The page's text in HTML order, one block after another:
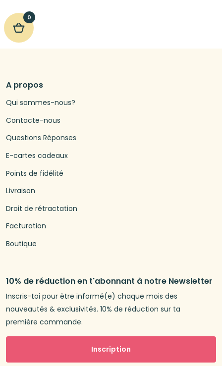
0
A propos
Qui sommes-nous?
Contacte-nous
Questions Réponses
E-cartes cadeaux
Points de fidélité
Livraison
Droit de rétractation
Facturation
Boutique
10% de réduction en t'abonnant à notre Newsletter
Inscris-toi pour être informé(e) chaque mois des
nouveautés & exclusivités. 10% de réduction sur ta
première commande.
Inscription